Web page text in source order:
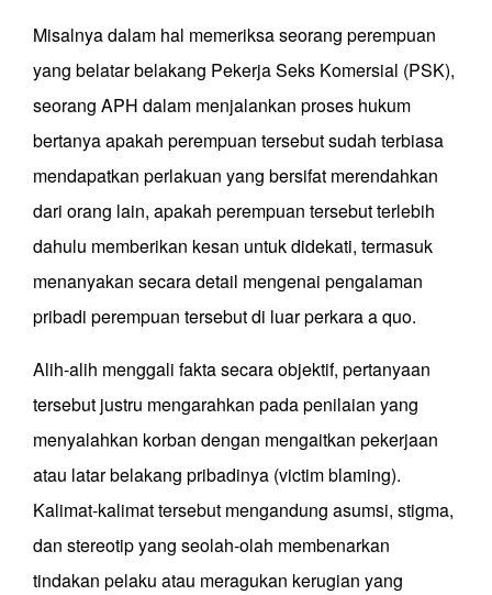
Misalnya dalam hal memeriksa seorang perempuan
yang belatar belakang Pekerja Seks Komersial (PSK),
seorang APH dalam menjalankan proses hukum
bertanya apakah perempuan tersebut sudah terbiasa
mendapatkan perlakuan yang bersifat merendahkan
dari orang lain, apakah perempuan tersebut terlebih
dahulu memberikan kesan untuk didekati, termasuk
menanyakan secara detail mengenai pengalaman
pribadi perempuan tersebut di luar perkara a quo.
Alih-alih menggali fakta secara objektif, pertanyaan
tersebut justru mengarahkan pada penilaian yang
menyalahkan korban dengan mengaitkan pekerjaan
atau latar belakang pribadinya (victim blaming).
Kalimat-kalimat tersebut mengandung asumsi, stigma,
dan stereotip yang seolah-olah membenarkan
tindakan pelaku atau meragukan kerugian yang